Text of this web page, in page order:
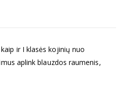
ir I klasės kojinių nuo
aplink blauzdos raumenis,